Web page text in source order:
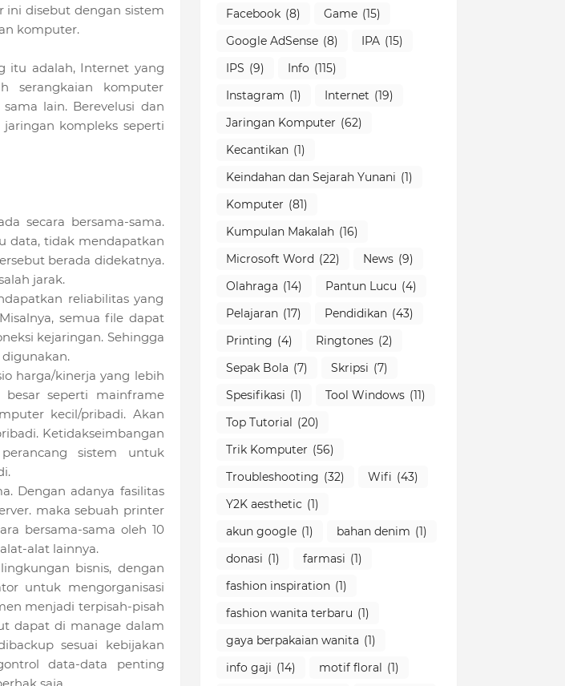
ini disebut dengan sistem
komputer.
itu adalah, Internet yang
serangkaian komputer
lain. Berevelusi dan
kompleks seperti
secara bersama-sama.
data, tidak mendapatkan
berada didekatnya.
jarak.
reliabilitas yang
semua file dapat
kejaringan. Sehingga
digunakan.
harga/kinerja yang lebih
seperti mainframe
kecil/pribadi. Akan
Ketidakseimbangan
sistem untuk
Dengan adanya fasilitas
maka sebuah printer
bersama-sama oleh 10
alat lainnya.
bisnis, dengan
untuk mengorganisasi
menjadi terpisah-pisah
dapat di manage dalam
sesuai kebijakan
data-data penting
Facebook (8) Game (15)
Google AdSense (8) IPA (15)
IPS (9) Info (115)
Instagram (1) Internet (19)
Jaringan Komputer (62)
Kecantikan (1)
Keindahan dan Sejarah Yunani (1)
Komputer (81)
Kumpulan Makalah (16)
Microsoft Word (22) News (9)
Olahraga (14) Pantun Lucu (4)
Pelajaran (17) Pendidikan (43)
Printing (4) Ringtones (2)
Sepak Bola (7) Skripsi (7)
Spesifikasi (1) Tool Windows (11)
Top Tutorial (20)
Trik Komputer (56)
Troubleshooting (32) Wifi (43)
Y2K aesthetic (1)
akun google (1) bahan denim (1)
donasi (1) farmasi (1)
fashion inspiration (1)
fashion wanita terbaru (1)
gaya berpakaian wanita (1)
info gaji (14) motif floral (1)